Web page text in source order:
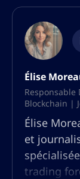
Élise
Responsable
Blockchain |
Élise
et
trading